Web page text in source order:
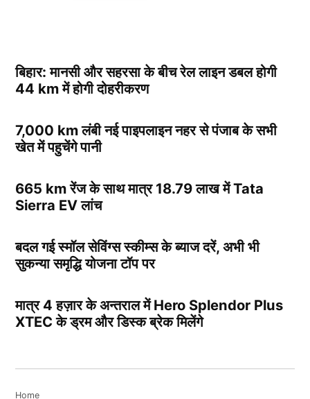
बिहार: मानसी और सहरसा के बीच रेल लाइन डबल होगी
44 km में होगी दोहरीकरण
7,000 km लंबी नई पाइपलाइन नहर से पंजाब के सभी
खेत में पहुचेंगे पानी
665 km रेंज के साथ मात्र 18.79 लाख में Tata
Sierra EV लांच
बदल गई स्मॉल सेविंग्स स्कीम्स के ब्याज दरें, अभी भी
सुकन्या समृद्धि योजना टॉप पर
मात्र 4 हज़ार के अन्तराल में Hero Splendor Plus
XTEC के ड्रम और डिस्क ब्रेक मिलेंगे
Home